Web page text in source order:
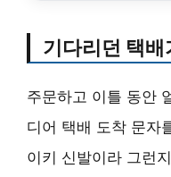
기다리던 택
주문하고 이틀 동안
디어 택배 도착 문자
이키 신발이라 그런